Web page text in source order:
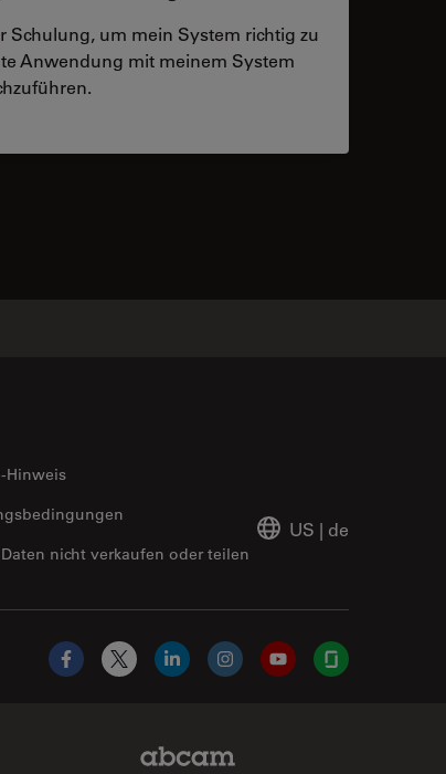
Schulung, um mein System richtig zu
Anwendung mit meinem System
Hinweis
nicht verkaufen oder teilen
US | de
Facebook
X LinkedInInstagramYouTubeGlassdoor